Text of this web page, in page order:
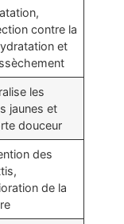
contre la
et
les
jaunes et
douceur
des
de la